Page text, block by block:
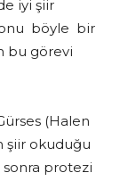
iyi şiir
böyle bir
bu görevi
(Halen
şiir okuduğu
sonra protezi